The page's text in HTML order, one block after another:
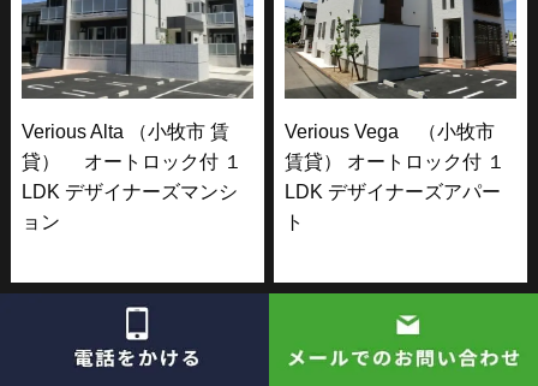
Verious Alta （小牧市 賃
貸） オートロック付 １
LDK デザイナーズマンシ
ョン
Verious Vega （小牧市
賃貸） オートロック付 １
LDK デザイナーズアパー
ト